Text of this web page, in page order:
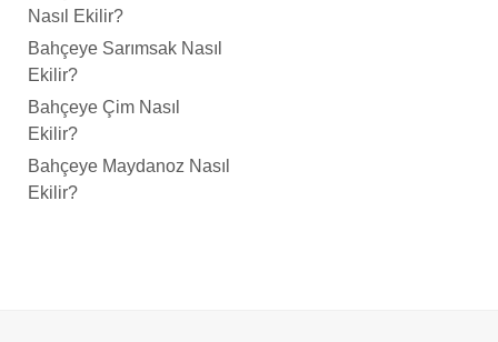
Nasıl Ekilir?
Bahçeye Sarımsak Nasıl
Ekilir?
Bahçeye Çim Nasıl
Ekilir?
Bahçeye Maydanoz Nasıl
Ekilir?